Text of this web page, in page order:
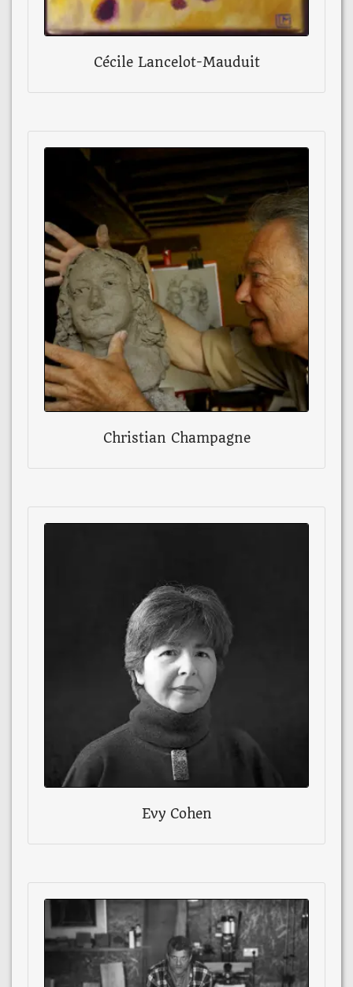
Cécile Lancelot-Mauduit
Christian Champagne
Evy Cohen